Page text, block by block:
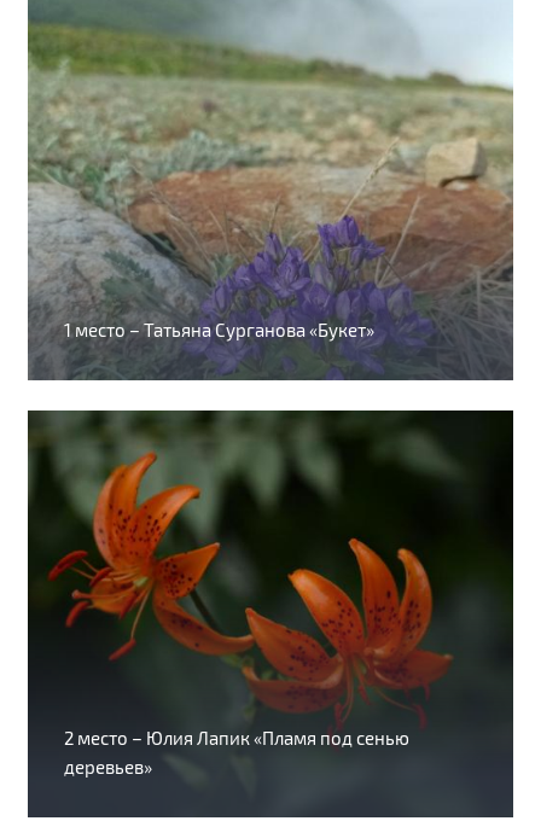
1 место – Татьяна Сурганова «Букет»
2 место – Юлия Лапик «Пламя под сенью
деревьев»